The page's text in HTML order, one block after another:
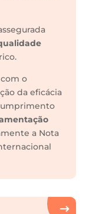
o
da eficácia
a Nota